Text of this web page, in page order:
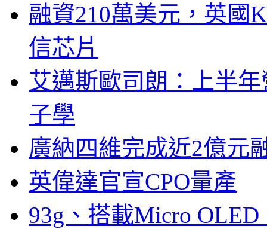
融資210萬美元，英國
信芯片
艾邁斯歐司朗：上半
子學
廣納四維完成近2億元
英偉達官宣CPO量產
93g、搭載Micro